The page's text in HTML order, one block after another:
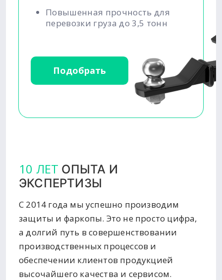
Повышенная прочность для
перевозки груза до 3,5 тонн
Подобрать
10 ЛЕТ ОПЫТА И
ЭКСПЕРТИЗЫ
С 2014 года мы успешно производим
защиты и фаркопы. Это не просто цифра,
а долгий путь в совершенствовании
производственных процессов и
обеспечении клиентов продукцией
высочайшего качества и сервисом.